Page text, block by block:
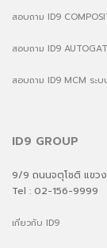
สอบถาม ID9
สอบถาม ID9
สอบถาม ID9 MCM ระ
ID9 GROUP
9/9 ถนนจตุโชติ แขว
Tel : 02-156-9999
เกี่ยวกับ ID9